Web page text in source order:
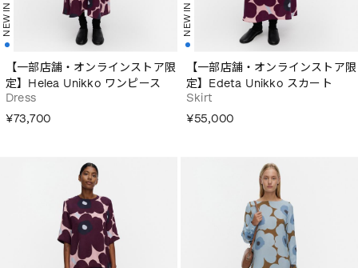
NEW IN
【一部店舗・オンラインストア限
定】Helea Unikko ワンピース
Dress
¥73,700
NEW IN
【一部店舗・オンラインストア限
定】Edeta Unikko スカート
Skirt
¥55,000